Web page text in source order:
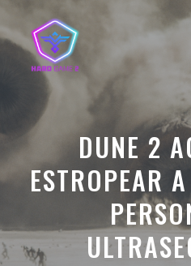
al
contenido
DUNE 2
ESTROPEAR